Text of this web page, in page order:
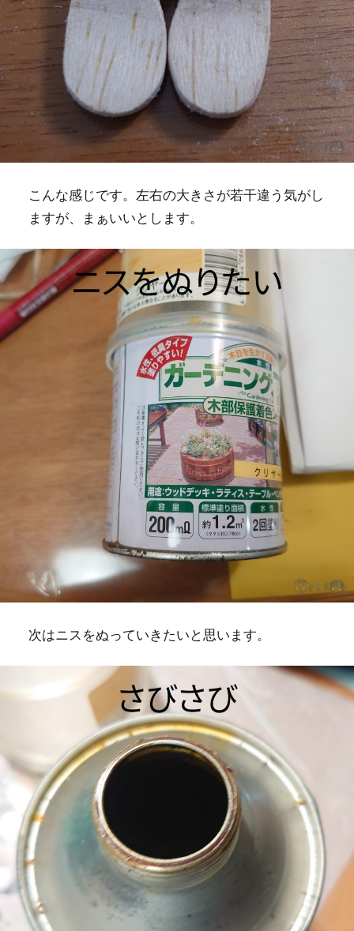
こんな感じです。左右の大きさが若干違う気がし
ますが、まぁいいとします。
次はニスをぬっていきたいと思います。